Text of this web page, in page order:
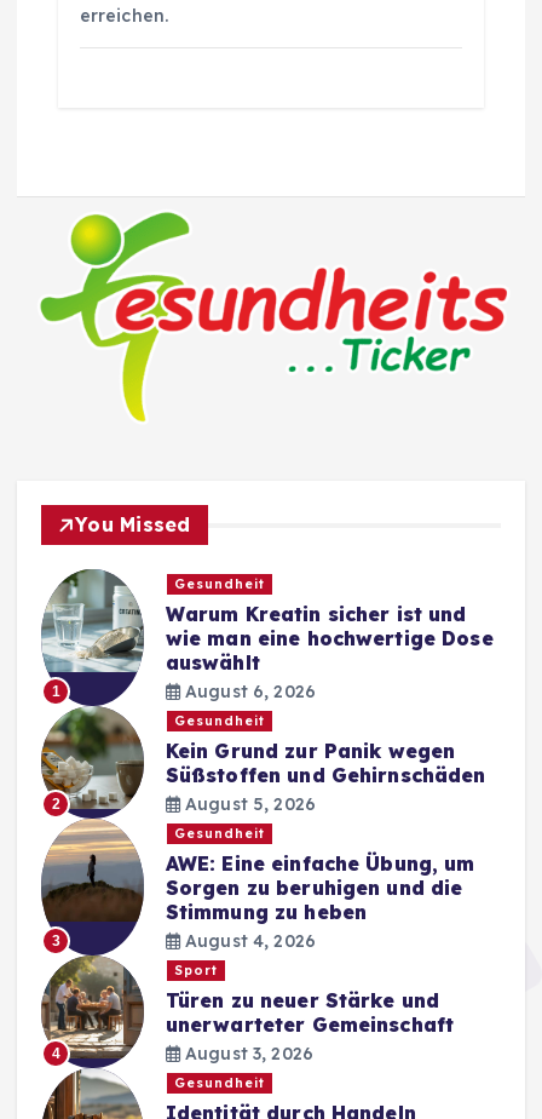
erreichen.
You Missed
1
Gesundheit
Warum Kreatin sicher ist und
wie man eine hochwertige Dose
auswählt
August 6, 2026
2
Gesundheit
Kein Grund zur Panik wegen
Süßstoffen und Gehirnschäden
August 5, 2026
3
Gesundheit
AWE: Eine einfache Übung, um
Sorgen zu beruhigen und die
Stimmung zu heben
August 4, 2026
4
Sport
Türen zu neuer Stärke und
unerwarteter Gemeinschaft
August 3, 2026
Gesundheit
Identität durch Handeln